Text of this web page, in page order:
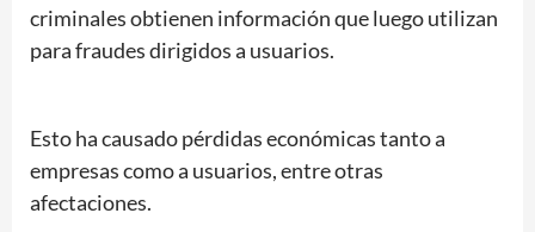
criminales obtienen información que luego utilizan
para fraudes dirigidos a usuarios.
Esto ha causado pérdidas económicas tanto a
empresas como a usuarios, entre otras
afectaciones.